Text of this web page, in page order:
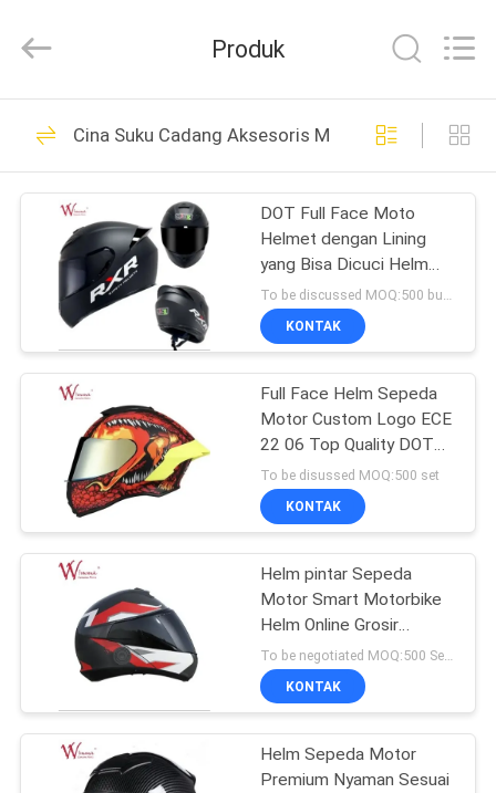
RUMAH
PRODUK
VIDEO
TENTANG
KAMI
PABRIK
KONTROL
KUALITAS
BERITA
MINTA
KUTIPAN
Spare
Parts
All
Reserved.
Suku cadang mesin
sepeda motor
388
Suku Cadang Listrik
Sepeda Motor
199
Suku Cadang
Transmisi Sepeda
Motor
25
Produk
Cina Suku Cadang Aksesoris Motor
DOT Full Face Moto
Helmet dengan Lining
yang Bisa Dicuci Helm
Sepeda Motor Harga
Grosir Custom Logo
Helmets Pabrik produsen
To be discussed MOQ:500 buah
KONTAK
Full Face Helm Sepeda
Motor Custom Logo ECE
22 06 Top Quality DOT
Certified 709S New Style
Hot Sale
To be disussed MOQ:500 set
KONTAK
Helm pintar Sepeda
Motor Smart Motorbike
Helm Online Grosir
Sepeda Motor Pintar
Hud Voice
KONTAK
Helm Sepeda Motor
Premium Nyaman Sesuai